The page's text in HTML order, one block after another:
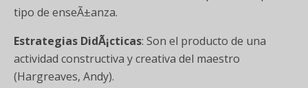
tipo de enseÃ±anza.
Estrategias DidÃ¡cticas: Son el producto de una
actividad constructiva y creativa del maestro
(Hargreaves, Andy).